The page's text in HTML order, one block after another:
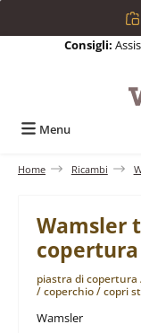
Passa al contenuto
Consigli:
Menu
Home Ricambi
Wamsler
piastra di
/ coperchio / copri
Wamsler